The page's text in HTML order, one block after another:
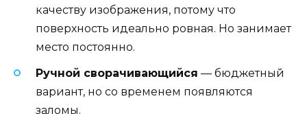
качеству изображения, потому что
поверхность идеально ровная. Но занимает
место постоянно.
Ручной сворачивающийся — бюджетный
вариант, но со временем появляются
заломы.